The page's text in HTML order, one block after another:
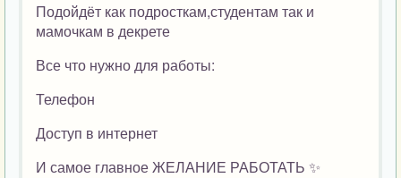
Подойдёт как подросткам,студентам так и
мамочкам в декрете
Все что нужно для работы:
Телефон
Доступ в интернет
И самое главное ЖЕЛАНИЕ РАБОТАТЬ ✨